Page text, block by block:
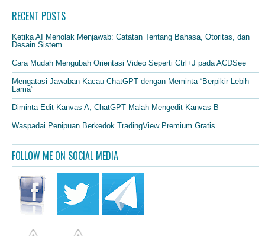
RECENT POSTS
Ketika AI Menolak Menjawab: Catatan Tentang Bahasa, Otoritas, dan
Desain Sistem
Cara Mudah Mengubah Orientasi Video Seperti Ctrl+J pada ACDSee
Mengatasi Jawaban Kacau ChatGPT dengan Meminta “Berpikir Lebih
Lama”
Diminta Edit Kanvas A, ChatGPT Malah Mengedit Kanvas B
Waspadai Penipuan Berkedok TradingView Premium Gratis
FOLLOW ME ON SOCIAL MEDIA